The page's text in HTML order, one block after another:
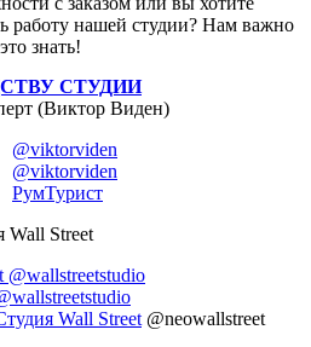
работу нашей студии? Нам важно
это знать!
СТУДИИ
(Виктор Виден)
@viktorviden
@viktorviden
РумТурист
Wall Street
@wallstreetstudio
Wall Street @neowallstreet